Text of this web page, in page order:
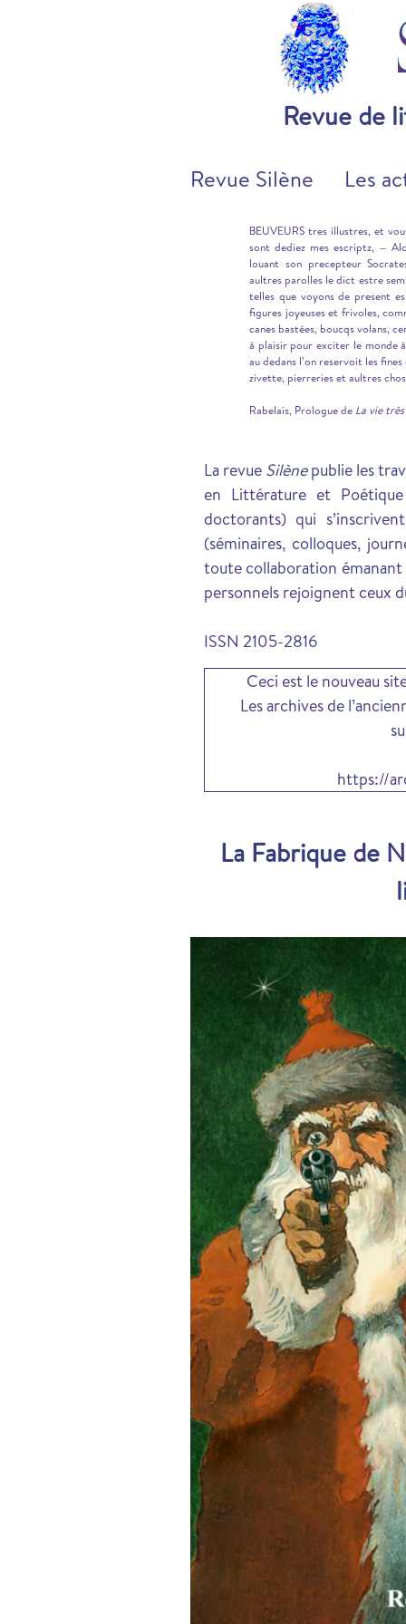
Revue de
Revue Silène Les
BEUVEURS tres illustres, et
sont dediez mes escriptz, —
louant son precepteur
aultres parolles le dict estre
telles que voyons de present
figures joyeuses et frivoles,
canes bastées, boucqs volans,
à plaisir pour exciter le monde
au dedans l’on reservoit les
zivette, pierreries et aultres
Rabelais, Prologue de La vie
La revue Silènepublie les
en Littérature et Poétique
doctorants) qui
(séminaires, colloques,
toute collaboration
personnels rejoignent ceux
ISSN 2105-2816
Ceci est le nouveau
Les archives de
https://
La Fabrique de